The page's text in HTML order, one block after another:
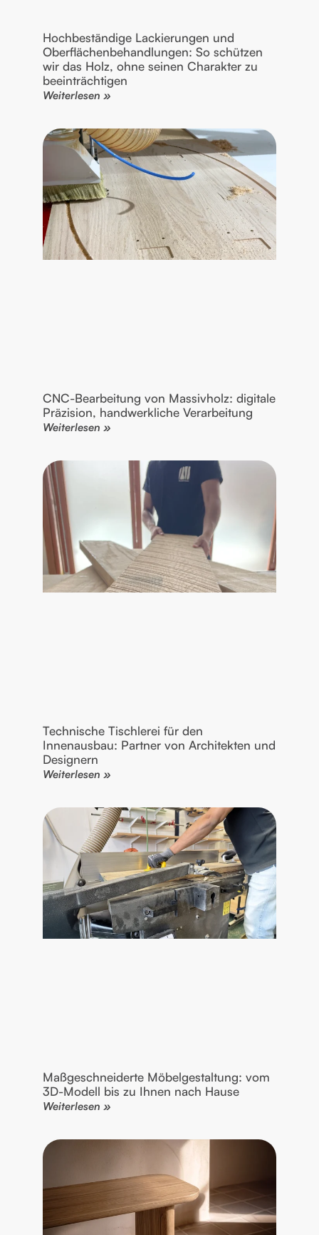
Hochbeständige Lackierungen und
Oberflächenbehandlungen: So schützen
wir das Holz, ohne seinen Charakter zu
beeinträchtigen
Weiterlesen »
CNC-Bearbeitung von Massivholz: digitale
Präzision, handwerkliche Verarbeitung
Weiterlesen »
Technische Tischlerei für den
Innenausbau: Partner von Architekten und
Designern
Weiterlesen »
Maßgeschneiderte Möbelgestaltung: vom
3D-Modell bis zu Ihnen nach Hause
Weiterlesen »